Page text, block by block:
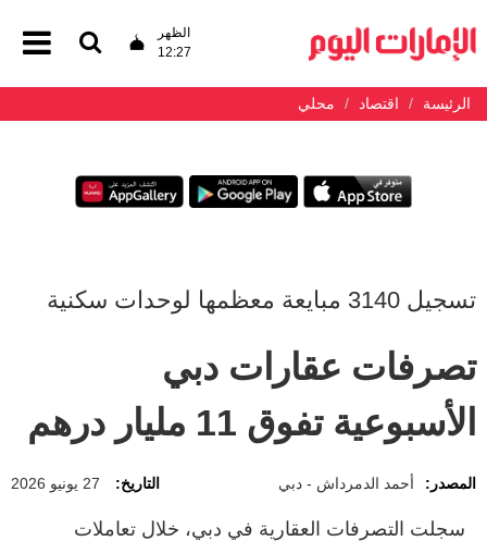
الظهر
12:27
الرئيسة اقتصاد محلي
تسجيل 3140 مبايعة معظمها لوحدات سكنية
تصرفات عقارات دبي
الأسبوعية تفوق 11 مليار درهم
المصدر: أحمد الدمرداش - دبي التاريخ: 27 يونيو 2026
سجلت التصرفات العقارية في دبي، خلال تعاملات